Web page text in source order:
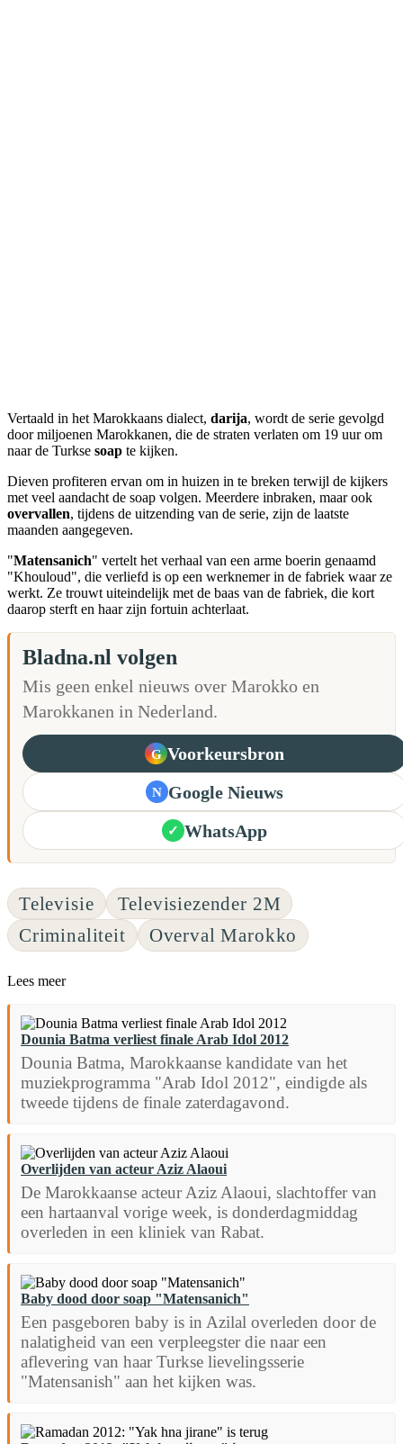
Vertaald in het Marokkaans dialect, darija, wordt de serie gevolgd
door miljoenen Marokkanen, die de straten verlaten om 19 uur om
naar de Turkse soap te kijken.
Dieven profiteren ervan om in huizen in te breken terwijl de kijkers
met veel aandacht de soap volgen. Meerdere inbraken, maar ook
overvallen, tijdens de uitzending van de serie, zijn de laatste
maanden aangegeven.
"Matensanich" vertelt het verhaal van een arme boerin genaamd
"Khouloud", die verliefd is op een werknemer in de fabriek waar ze
werkt. Ze trouwt uiteindelijk met de baas van de fabriek, die kort
daarop sterft en haar zijn fortuin achterlaat.
Bladna.nl volgen
Mis geen enkel nieuws over Marokko en
Marokkanen in Nederland.
G Voorkeursbron
N Google Nieuws
✓ WhatsApp
Televisie
Televisiezender 2M
Criminaliteit
Overval Marokko
Lees meer
Dounia Batma verliest finale Arab Idol 2012
Dounia Batma, Marokkaanse kandidate van het
muziekprogramma "Arab Idol 2012", eindigde als
tweede tijdens de finale zaterdagavond.
Overlijden van acteur Aziz Alaoui
De Marokkaanse acteur Aziz Alaoui, slachtoffer van
een hartaanval vorige week, is donderdagmiddag
overleden in een kliniek van Rabat.
Baby dood door soap "Matensanich"
Een pasgeboren baby is in Azilal overleden door de
nalatigheid van een verpleegster die naar een
aflevering van haar Turkse lievelingsserie
"Matensanish" aan het kijken was.